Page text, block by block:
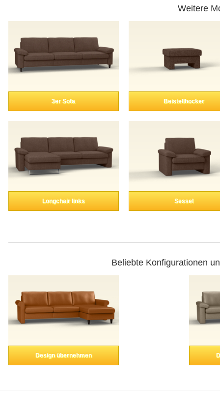
Weitere
3er Sofa Beistellhocker
Longchair links Sessel
Beliebte Konfigurationen
Design übernehmen